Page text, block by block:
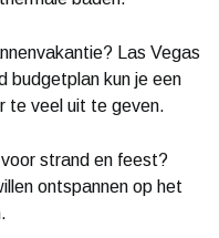
Las Vegas
budgetplan kun je een
te veel uit te geven.
strand en feest?
ontspannen op het